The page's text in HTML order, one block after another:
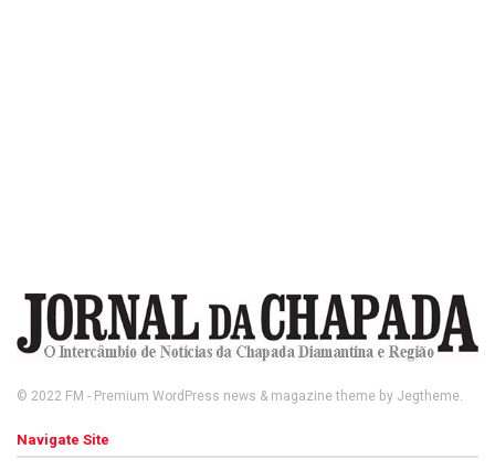
© 2022 FM - Premium WordPress news & magazine theme by Jegtheme.
Navigate Site